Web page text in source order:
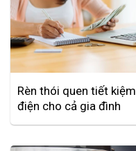
Rèn thói quen tiết kiệm
điện cho cả gia đình